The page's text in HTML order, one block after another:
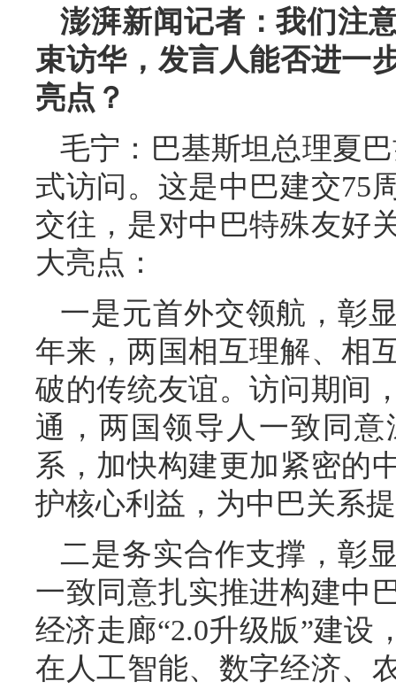
澎湃新闻记者：我们注
束访华，发言人能否进一
亮点？
毛宁：巴基斯坦总理夏
式访问。这是中巴建交75
交往，是对中巴特殊友好
大亮点：
一是元首外交领航，彰
年来，两国相互理解、相
破的传统友谊。访问期间
通，两国领导人一致同
系，加快构建更加紧密的
护核心利益，为中巴关系
二是务实合作支撑，彰
一致同意扎实推进构建中
经济走廊“2.0升级版”建设
在人工智能、数字经济、